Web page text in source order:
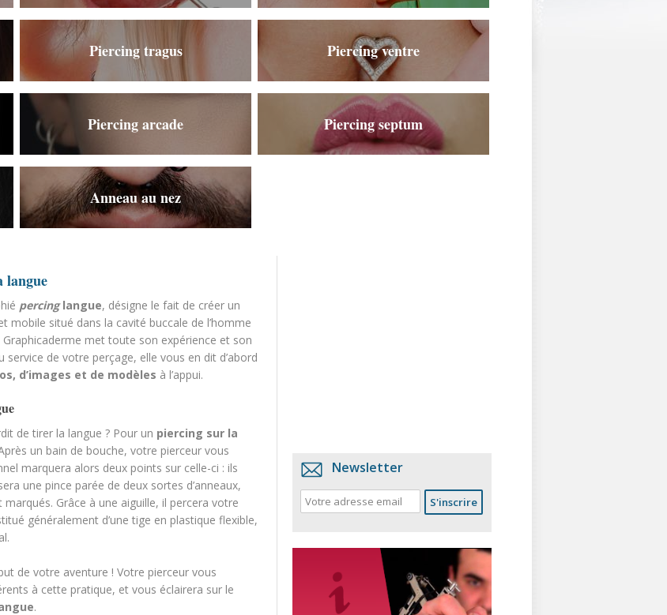
Piercing tragus Piercing ventre
Piercing arcade Piercing septum
Anneau au nez
langue
percinglangue, désigne le fait de créer un
mobile situé dans la cavité buccale de l’homme
met toute son expérience et son
service de votre perçage, elle vous en dit d’abord
d’images et de modèles à l’appui.
de tirer la langue ? Pour un piercing sur la
un bain de bouche, votre pierceur vous
marquera alors deux points sur celle-ci : ils
une pince parée de deux sortes d’anneaux,
Grâce à une aiguille, il percera votre
généralement d’une tige en plastique flexible,
de votre aventure ! Votre pierceur vous
à cette pratique, et vous éclairera sur le
.
Newsletter